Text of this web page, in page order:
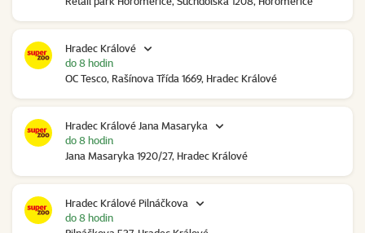
Hradec Králové
OC Tesco, Rašínova Třída 1669, Hradec Králové
do 8 hodin
Hradec Králové Jana Masaryka
Jana Masaryka 1920/27, Hradec Králové
do 8 hodin
Hradec Králové Pilnáčkova
do 8 hodin